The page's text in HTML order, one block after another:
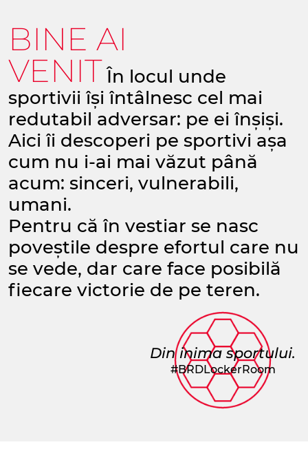
BINE AI
VENITÎn locul unde
sportivii își întâlnesc cel mai
redutabil adversar: pe ei înșiși.
Aici îi descoperi pe sportivi așa
cum nu i-ai mai văzut până
acum: sinceri, vulnerabili,
umani.
Pentru că în vestiar se nasc
poveștile despre efortul care nu
se vede, dar care face posibilă
fiecare victorie de pe teren.
Din inima sportului.
#BRDLockerRoom